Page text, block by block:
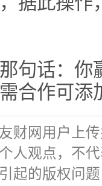
话：你
合作可添
财网用户上
人观点，不
起的版权问